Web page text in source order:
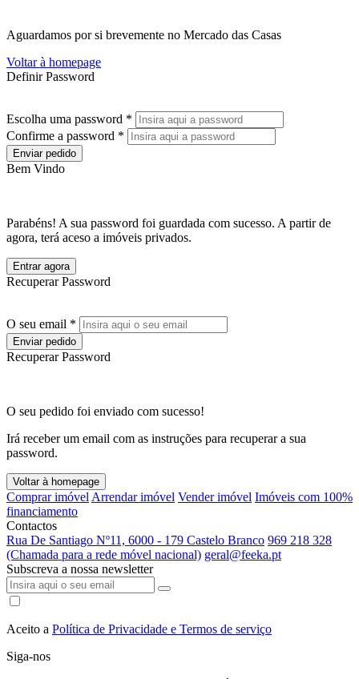
Aguardamos por si brevemente no Mercado das Casas
Voltar à homepage
Definir Password
Escolha uma password *
Confirme a password *
Enviar pedido
Bem Vindo
Parabéns! A sua password foi guardada com sucesso. A partir de
agora, terá aceso a imóveis privados.
Entrar agora
Recuperar Password
O seu email *
Enviar pedido
Recuperar Password
O seu pedido foi enviado com sucesso!
Irá receber um email com as instruções para recuperar a sua
password.
Voltar à homepage
Comprar imóvel Arrendar imóvel Vender imóvel Imóveis com 100%
financiamento
Contactos
Rua De Santiago Nº11, 6000 - 179 Castelo Branco 969 218 328
(Chamada para a rede móvel nacional) geral@feeka.pt
Subscreva a nossa newsletter
Aceito a Política de Privacidade e Termos de serviço
Siga-nos